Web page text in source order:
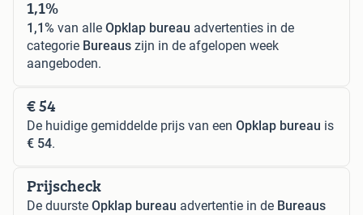
1,1%
1,1% van alle Opklap bureau advertenties in de
categorie Bureaus zijn in de afgelopen week
aangeboden.
€ 54
De huidige gemiddelde prijs van een Opklap bureau is
€ 54.
Prijscheck
De duurste Opklap bureau advertentie in de Bureaus